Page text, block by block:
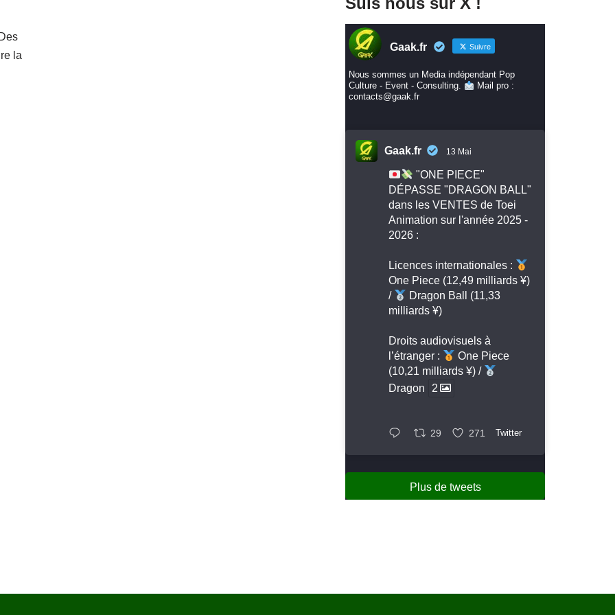
la
Gaak.fr Suivre
Nous sommes un Media indépendant Pop
Culture - Event - Consulting.
Mail pro :
contacts@gaak.fr
Gaak.fr 13 Mai
"ONE PIECE"
DÉPASSE "DRAGON BALL"
dans les VENTES de Toei
Animation sur l'année 2025 -
2026 :
Licences internationales :
One Piece (12,49 milliards ¥)
/
Dragon Ball (11,33
milliards ¥)
Droits audiovisuels à
l’étranger :
One Piece
(10,21 milliards ¥) /
Dragon
2
29 271 Twitter
Plus de tweets